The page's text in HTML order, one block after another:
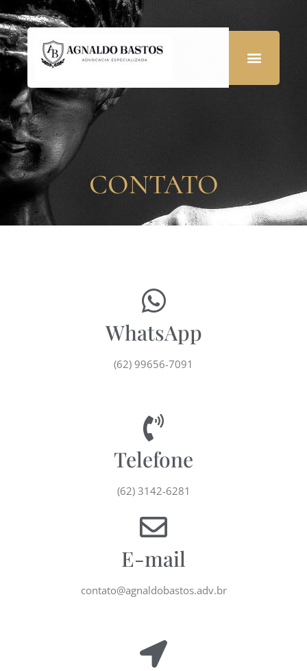
CONTATO
WhatsApp
(62) 99656-7091
Telefone
(62) 3142-6281
E-mail
contato@agnaldobastos.adv.br